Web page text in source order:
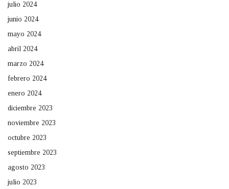
julio 2024
junio 2024
mayo 2024
abril 2024
marzo 2024
febrero 2024
enero 2024
diciembre 2023
noviembre 2023
octubre 2023
septiembre 2023
agosto 2023
julio 2023